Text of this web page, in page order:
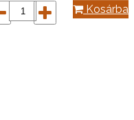
Kosárba